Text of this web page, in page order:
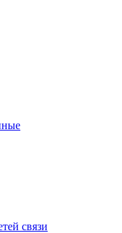
связи